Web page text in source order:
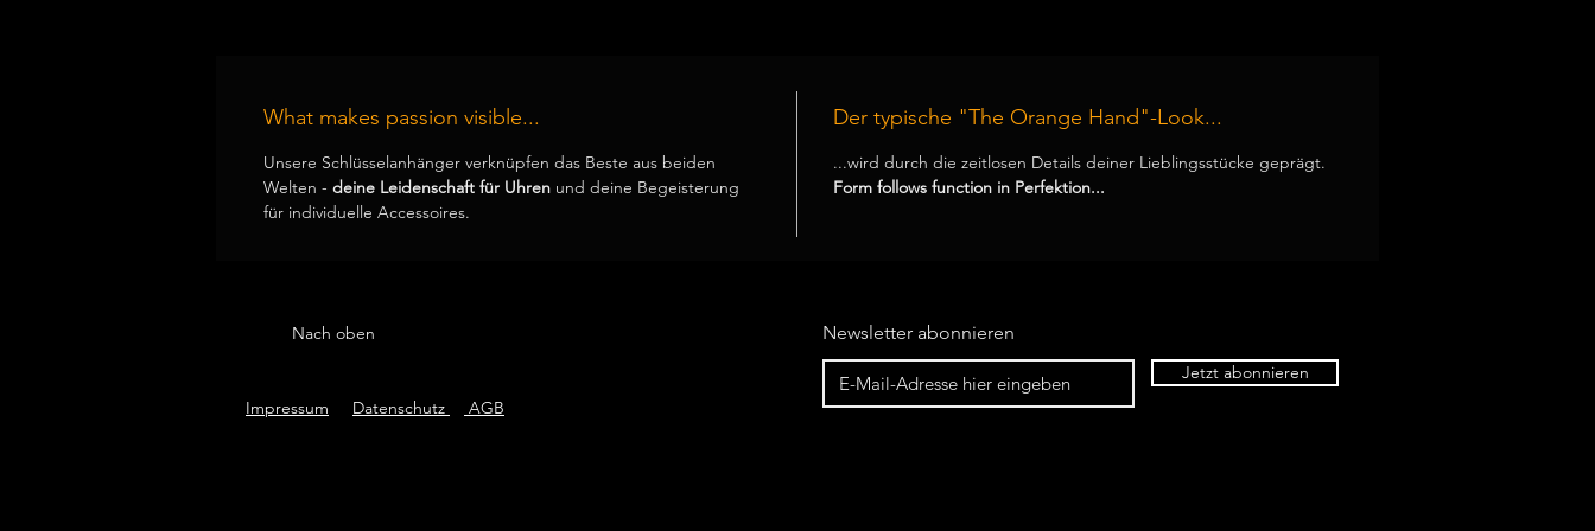
What makes passion visible...
Unsere Schlüsselanhänger verknüpfen das Beste aus beiden
Welten - deine Leidenschaft für Uhren und deine Begeisterung
für individuelle Accessoires.
Der typische "The Orange Hand"-Look...
...wird durch die zeitlosen Details deiner Lieblingsstücke geprägt.
Form follows function in Perfektion...
Nach oben
Impressum Datenschutz AGB
Newsletter abonnieren
Jetzt abonnieren